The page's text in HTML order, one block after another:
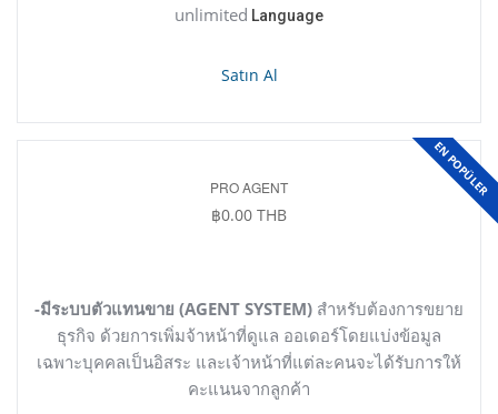
unlimited Language
Satın Al
PRO AGENT EN POPÜLER
฿0.00 THB
-มีระบบตัวแทนขาย (AGENT SYSTEM) สำหรับต้องการขยาย
ธุรกิจ ด้วยการเพิ่มจ้าหน้าที่ดูแล ออเดอร์โดยแบ่งข้อมูล
เฉพาะบุคคลเป็นอิสระ และเจ้าหน้าที่แต่ละคนจะได้รับการให้
คะแนนจากลูกค้า